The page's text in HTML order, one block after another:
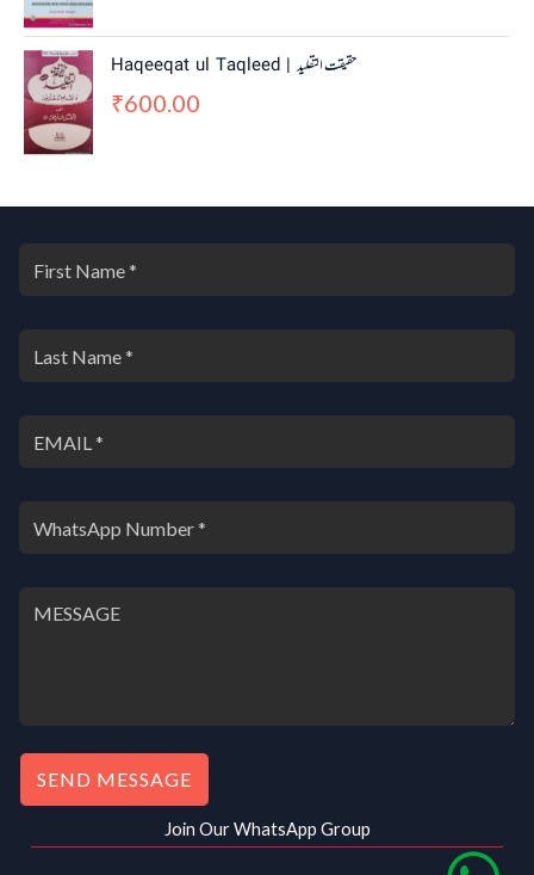
Haqeeqat ul Taqleed | حقیقت التقلید
₹600.00
SEND MESSAGE
Join Our WhatsApp Group